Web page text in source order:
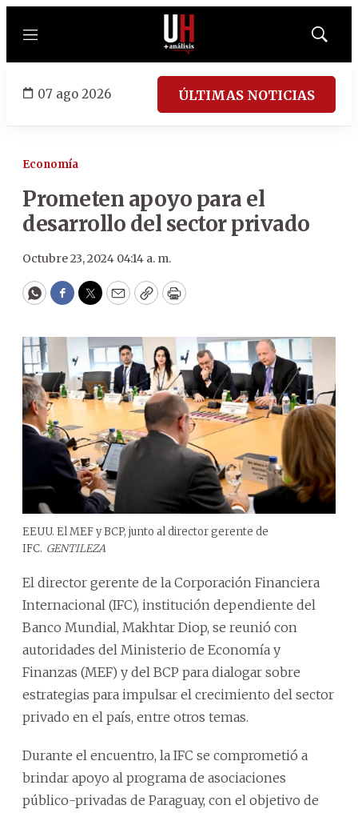
Menú
Mostrar
07 ago 2026 ÚLTIMAS NOTICIAS
Economía
Prometen apoyo para el
desarrollo del sector privado
Octubre 23, 2024 04:14 a. m.
WhatsApp
Facebook
Twitter
EmailCopyPrint
EEUU. El MEF y BCP, junto al director gerente de
IFC. GENTILEZA
El director gerente de la Corporación Financiera
Internacional (IFC), institución dependiente del
Banco Mundial, Makhtar Diop, se reunió con
autoridades del Ministerio de Economía y
Finanzas (MEF) y del BCP para dialogar sobre
estrategias para impulsar el crecimiento del sector
privado en el país, entre otros temas.
Durante el encuentro, la IFC se comprometió a
brindar apoyo al programa de asociaciones
público-privadas de Paraguay, con el objetivo de